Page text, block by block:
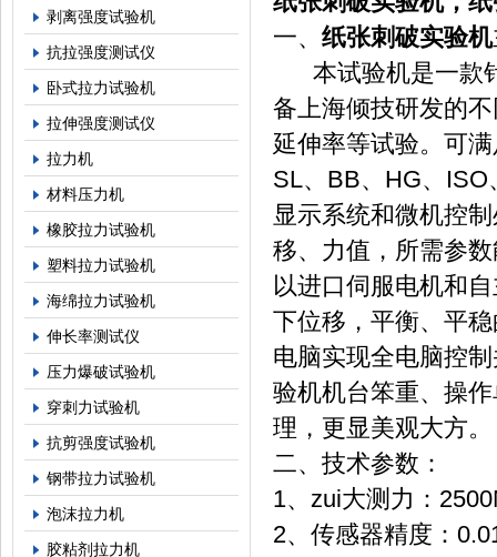
剥离强度试验机
抗拉强度测试仪
卧式拉力试验机
拉伸强度测试仪
拉力机
材料压力机
橡胶拉力试验机
塑料拉力试验机
海绵拉力试验机
伸长率测试仪
压力爆破试验机
穿刺力试验机
抗剪强度试验机
钢带拉力试验机
泡沫拉力机
胶粘剂拉力机
一、 纸张刺破实验机
本试验机是一款
备上海倾技研发的
延伸率等试验。可
SL、BB、HG、
显示系统和微机控
移、力值，所需参
以进口伺服电机和
下位移，平衡、平
电脑实现全电脑控
验机机台笨重、操
理，更显美观大方。
二、 技术参数：
1、zui大测力：
2、传感器精度：